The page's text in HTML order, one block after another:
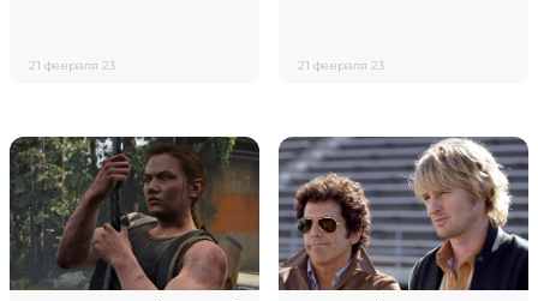
21 февраля 23 21 февраля 23